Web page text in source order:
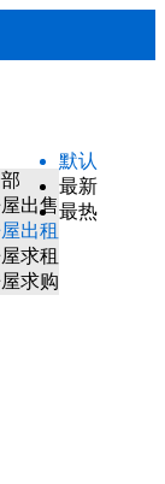
出售
出租
求租
求购
默认
最新
最热